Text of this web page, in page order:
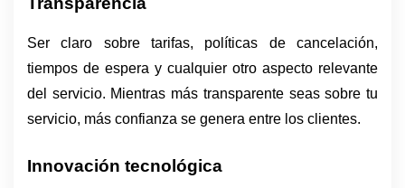
Ser claro sobre tarifas, políticas de cancelación,
tiempos de espera y cualquier otro aspecto relevante
del servicio. Mientras más transparente seas sobre tu
servicio, más confianza se genera entre los clientes.
Innovación tecnológica